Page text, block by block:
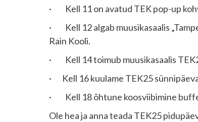
· Kell 11 on avatud TEK pop-up
· Kell 12 algab muusikasaalis
Rain Kooli.
· Kell 14 toimub muusikasaalis
· Kell 16 kuulame TEK25
· Kell 18 õhtune koosviibimine
Ole hea ja anna teada TEK25